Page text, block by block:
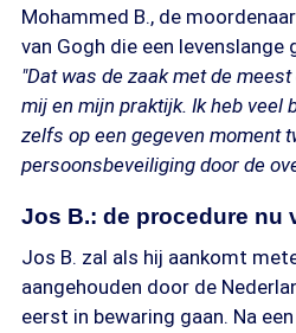
Mohammed B., de
van Gogh die een
"Dat was de zaak met de
mij en mijn praktijk. Ik heb veel
zelfs op een gegeven moment
persoonsbeveiliging door de
Jos B.: de procedure nu
Jos B. zal als hij aankomt
aangehouden door de
eerst in bewaring gaan. Na